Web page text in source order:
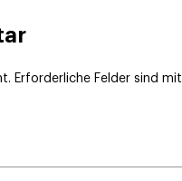
Erforderliche Felder sind mit